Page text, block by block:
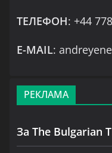
ТЕЛЕФОН: +44
Е-MAIL:
РЕКЛАМА
За The Bulgarian